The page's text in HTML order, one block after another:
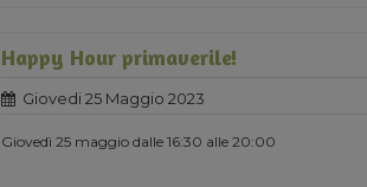
Happy Hour primaverile!
Giovedi 25 Maggio 2023
Giovedì 25 maggio dalle 16:30 alle 20:00